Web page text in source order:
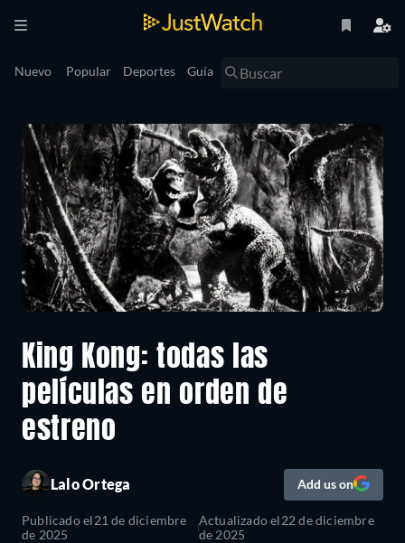
Nuevo Popular Deportes Guía
King Kong: todas las
películas en orden de
estreno
Lalo Ortega Add us on
Publicado el21 de diciembre
de 2025
Actualizado el22 de diciembre
de 2025